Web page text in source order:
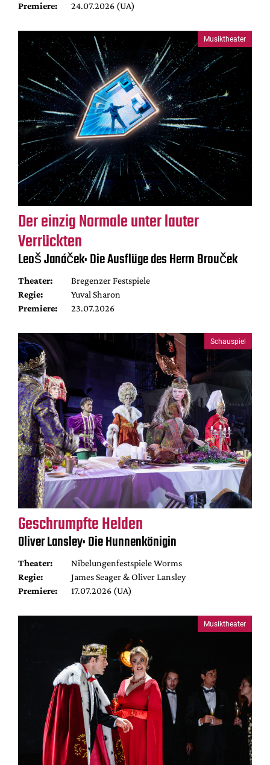
Premiere:
24.07.2026 (UA)
Musiktheater
Der einzig Normale unter lauter
Verrückten
Leoš Janáček: Die Ausflüge des Herrn Brouček
Theater:
Bregenzer Festspiele
Regie:
Yuval Sharon
Premiere:
23.07.2026
Schauspiel
Geschrumpfte Helden
Oliver Lansley: Die Hunnenkönigin
Theater:
Nibelungenfestspiele Worms
Regie:
James Seager & Oliver Lansley
Premiere:
17.07.2026 (UA)
Musiktheater